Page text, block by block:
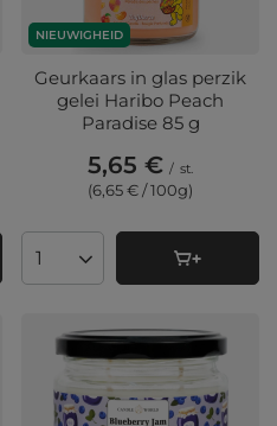
NIEUWIGHEID
Geurkaars in glas perzik
gelei Haribo Peach
Paradise 85 g
5,65 € / st.
(6,65 € / 100g)
Aantal producten